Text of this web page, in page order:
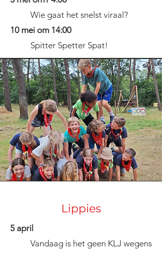
Wie gaat het snelst viraal?
10 mei om 14:00
Spitter Spetter Spat!
Lippies
5 april
Vandaag is het geen KLJ wegens